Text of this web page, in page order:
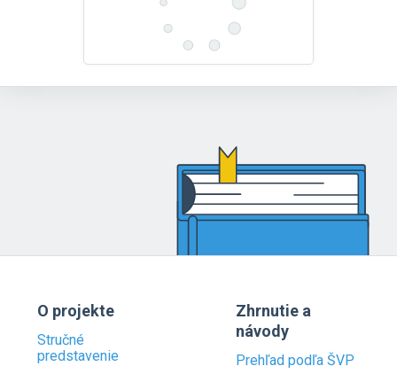
O projekte
Stručné
predstavenie
Zhrnutie a
návody
Prehľad podľa ŠVP